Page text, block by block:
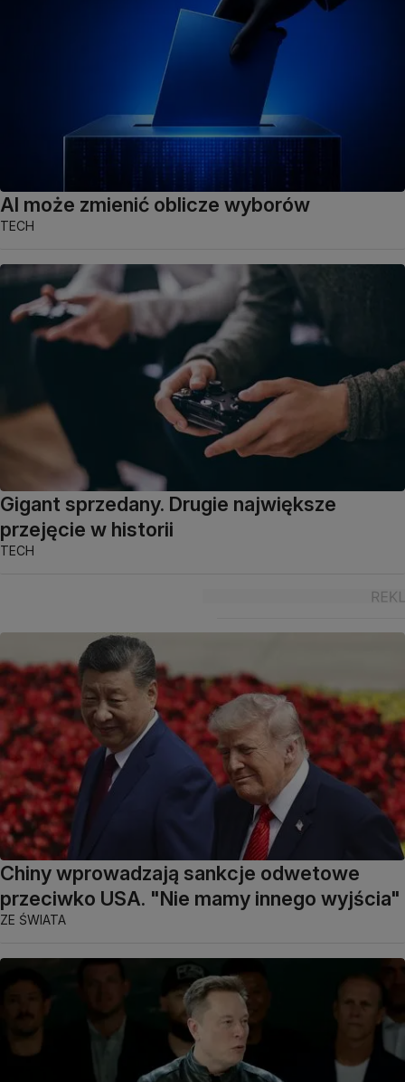
AI może zmienić oblicze wyborów
TECH
Gigant sprzedany. Drugie największe
przejęcie w historii
TECH
Chiny wprowadzają sankcje odwetowe
przeciwko USA. "Nie mamy innego wyjścia"
ZE ŚWIATA